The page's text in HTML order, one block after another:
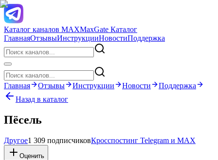
Каталог каналов MAXMaxGate Каталог
ГлавнаяОтзывыИнструкцииНовостиПоддержка
Главная Отзывы Инструкции Новости
Поддержка
Назад в каталог
Пёсель
Другое1 309 подписчиковКросспостинг Telegram и MAX
Оценить